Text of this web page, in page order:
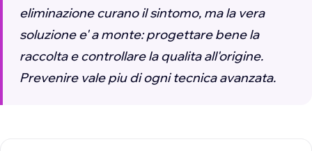
eliminazione curano il sintomo, ma la vera
soluzione e' a monte: progettare bene la
raccolta e controllare la qualita all'origine.
Prevenire vale piu di ogni tecnica avanzata.